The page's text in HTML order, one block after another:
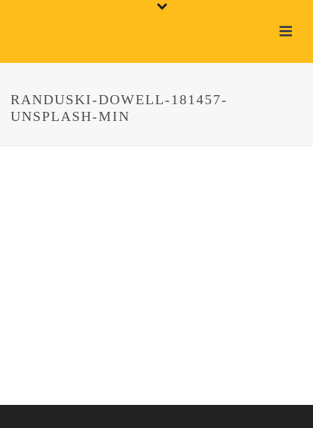
RANDUSKI-DOWELL-181457-
UNSPLASH-MIN